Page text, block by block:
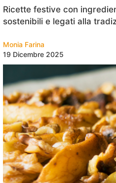
Ricette festive con
sostenibili e legati alla
Monia Farina
19 Dicembre 2025